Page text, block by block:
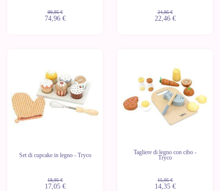
99,95 €
74,96 €
24,95 €
22,46 €
Set di cupcake in legno - Tryco
18,95 €
17,05 €
Tagliere di legno con cibo -
Tryco
15,95 €
14,35 €